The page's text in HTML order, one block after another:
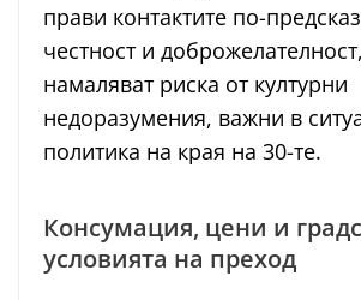
прави контактите по-
честност и
намаляват риска от културни
недоразумения, важни в
политика на края на 30-те.
Консумация, цени и
условията на преход